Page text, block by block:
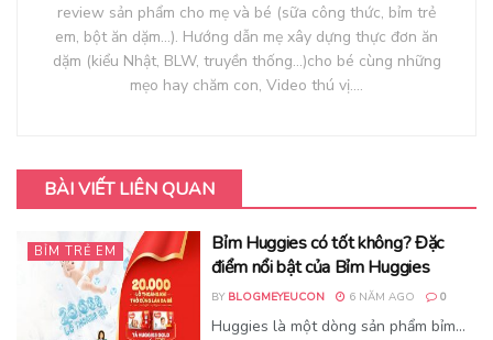
review sản phẩm cho mẹ và bé (sữa công thức, bỉm trẻ
em, bột ăn dặm...). Hướng dẫn mẹ xây dựng thực đơn ăn
dặm (kiểu Nhật, BLW, truyền thống...)cho bé cùng những
mẹo hay chăm con, Video thú vị....
BÀI VIẾT LIÊN QUAN
BỈM TRẺ EM
Bỉm Huggies có tốt không? Đặc
điểm nổi bật của Bỉm Huggies
BY BLOGMEYEUCON 6 NĂM AGO 0
Huggies là một dòng sản phẩm bỉm...